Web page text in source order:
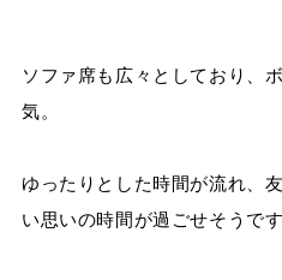
ソファ席も広々としており、
気。
ゆったりとした時間が流れ、
い思いの時間が過ごせそうで